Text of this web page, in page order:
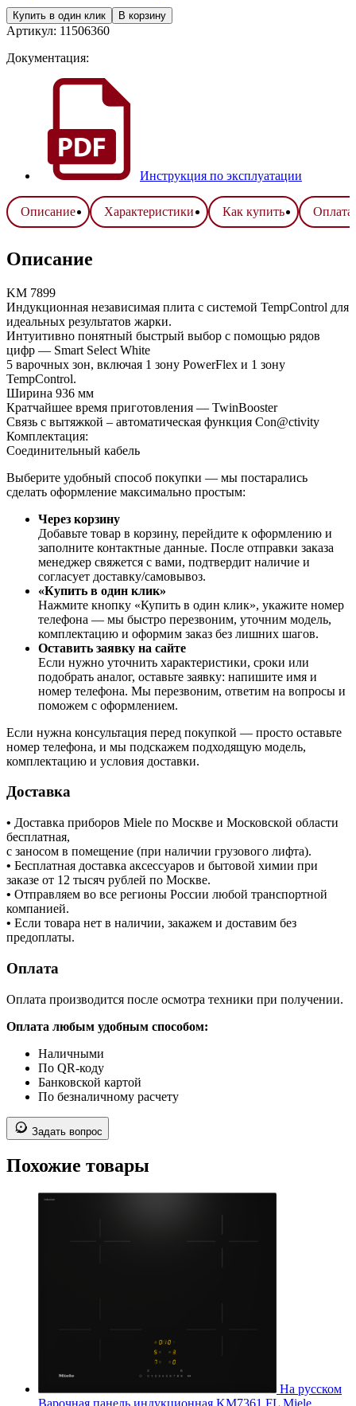
Купить в один клик В корзину
Артикул: 11506360
Документация:
Инструкция по эксплуатации
Описание Характеристики Как купить Оплата
Описание
KM 7899
Индукционная независимая плита с системой TempControl для
идеальных результатов жарки.
Интуитивно понятный быстрый выбор с помощью рядов
цифр — Smart Select White
5 варочных зон, включая 1 зону PowerFlex и 1 зону
TempControl.
Ширина 936 мм
Кратчайшее время приготовления — TwinBooster
Связь с вытяжкой – автоматическая функция Con@ctivity
Комплектация:
Соединительный кабель
Выберите удобный способ покупки — мы постарались
сделать оформление максимально простым:
Через корзину
Добавьте товар в корзину, перейдите к оформлению и
заполните контактные данные. После отправки заказа
менеджер свяжется с вами, подтвердит наличие и
согласует доставку/самовывоз.
«Купить в один клик»
Нажмите кнопку «Купить в один клик», укажите номер
телефона — мы быстро перезвоним, уточним модель,
комплектацию и оформим заказ без лишних шагов.
Оставить заявку на сайте
Если нужно уточнить характеристики, сроки или
подобрать аналог, оставьте заявку: напишите имя и
номер телефона. Мы перезвоним, ответим на вопросы и
поможем с оформлением.
Если нужна консультация перед покупкой — просто оставьте
номер телефона, и мы подскажем подходящую модель,
комплектацию и условия доставки.
Доставка
• Доставка приборов Miele по Москве и Московской области
бесплатная,
с заносом в помещение (при наличии грузового лифта).
• Бесплатная доставка аксессуаров и бытовой химии при
заказе от 12 тысяч рублей по Москве.
• Отправляем во все регионы России любой транспортной
компанией.
• Если товара нет в наличии, закажем и доставим без
предоплаты.
Оплата
Оплата производится после осмотра техники при получении.
Оплата любым удобным способом:
Наличными
По QR-коду
Банковской картой
По безналичному расчету
Задать вопрос
Похожие товары
На русском